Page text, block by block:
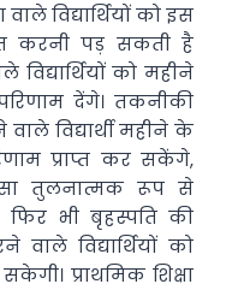
विद्यार्थियों को इस
करनी पड़ सकती है
विद्यार्थियों को महीने
देंगे। तकनीकी
विद्यार्थी महीने के
प्राप्त कर सकेंगे,
तुलनात्मक रूप से
भी बृहस्पति की
वाले विद्यार्थियों को
प्राथमिक शिक्षा